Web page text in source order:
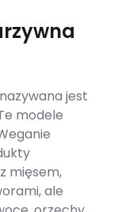
jest
modele
mięsem,
ale